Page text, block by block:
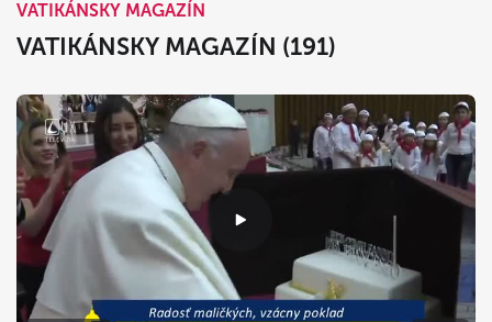
VATIKÁNSKY MAGAZÍN
VATIKÁNSKY MAGAZÍN (191)